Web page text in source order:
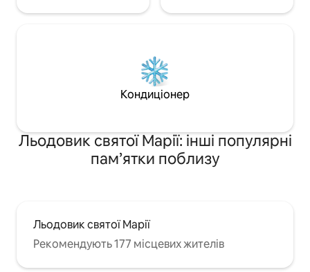
Кондиціонер
Льодовик святої Марії: інші популярні
пам’ятки поблизу
Льодовик святої Марії
Рекомендують 177 місцевих жителів